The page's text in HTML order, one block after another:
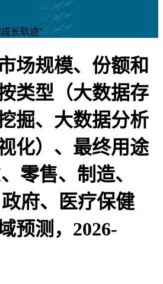
长轨迹"
场规模、份额和
类型（大数据存
掘、大数据分析
化）、最终用途
零售、制造、
府、医疗保健
预测，2026-